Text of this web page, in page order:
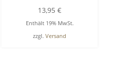
13,95€
Enthält 19% MwSt.
zzgl.Versand